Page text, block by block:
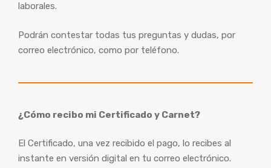
laborales.
Podrán contestar todas tus preguntas y dudas, por
correo electrónico, como por teléfono.
¿Cómo recibo mi Certificado y Carnet?
El Certificado, una vez recibido el pago, lo recibes al
instante en versión digital en tu correo electrónico.